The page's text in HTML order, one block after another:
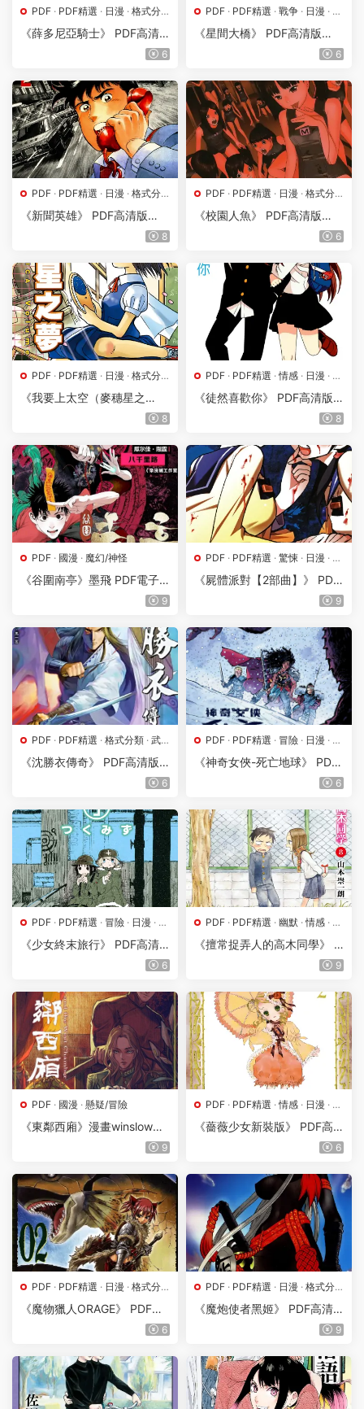
PDF · PDF精選 · 日漫 · 格式分
類
· 漫畫屬地 ·
《薛多尼亞騎士》 PDF高清
6
PDF · PDF精選 · 戰争 · 日漫 · 格
式分類
《星間大橋》 PDF高清版
6
PDF · PDF精選 · 日漫 · 格式分
類
漫畫屬地 · 職場
《新聞英雄》 PDF高清版
8
PDF · PDF精選 · 日漫 · 格式分
類
漫畫屬地
《校園人魚》 PDF高清版
6
PDF · PDF精選 · 日漫 · 格式分
類
漫畫屬地 理想
《我要上太空（麥穗星之
夢）》 PDF高清版【第01-16
8
PDF · PDF精選 ·情感 · 日漫 · 格
式分類
《徒然喜歡你》 PDF高清版
8
PDF · 國漫 · 魔幻/神怪
《谷圍南亭》墨飛 PDF電子
漫畫資源【01-100話完+番外
DF/Mobi
9
PDF · PDF精選 · 驚悚 · 日漫 · 格
式分類
·漫畫屬地
《屍體派對【2部曲】》 PDF
高清版【一部10卷+二部3卷9
PDF · PDF精選 · 格式分類 · 武
俠
港台漫
《沈勝衣傳奇》 PDF高清版
6
PDF · PDF精選 · 冒險 · 日漫 · 格
式分類
漫畫屬地 · 魔幻
《神奇女俠-死亡地球》 PDF
高清版【第01-04卷完結】 6
PDF · PDF精選 · 冒險 · 日漫 · 格
式分類
漫畫屬地
《少女終末旅行》 PDF高清
6
PDF · PDF精選 · 幽默 ·情感 · 日
漫
· 格式分類 漫畫屬地
《擅常捉弄人的高木同學》 P
DF高清版【第01-20卷完結】
9
PDF · 國漫 · 懸疑/冒險
《東鄰西廂》漫畫winslow創
作 PDF版電子漫畫【01-170
i/PDF
9
PDF · PDF精選 ·情感 · 日漫 · 格
式分類
漫畫屬地
《薔薇少女新裝版》 PDF高
6
PDF · PDF精選 · 日漫 · 格式分
類
漫畫屬地
《魔物獵人ORAGE》 PDF高
6
PDF · PDF精選 · 日漫 · 格式分
類 · 漫畫屬地
《魔炮使者黑姬》 PDF高清
9